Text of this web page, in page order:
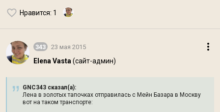
Нравится: 1
343 23 мая 2015
Elena Vasta (сайт-админ)
GNC343 сказал(а):
Лена в золотых тапочках отправилась с Мейн Базара в Москву
вот на таком транспорте: